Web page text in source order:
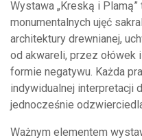
Wystawa „Kreską i
monumentalnych ujęć
architektury drewnianej,
od akwareli, przez ołówek
formie negatywu. Każda
indywidualnej interpretacji
jednocześnie
Ważnym elementem